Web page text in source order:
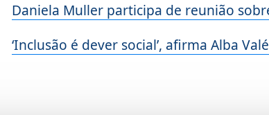
Daniela Muller participa de reunião
‘Inclusão é dever social’, afirma Alba